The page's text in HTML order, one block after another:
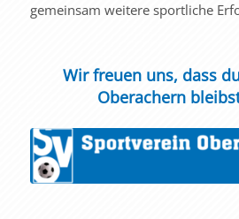
gemeinsam weitere sportliche
Wir freuen uns, dass
Oberachern